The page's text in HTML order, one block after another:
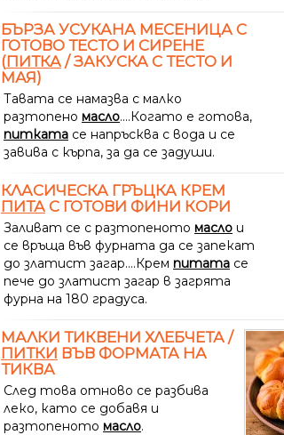
БЪРЗА УСУКАНА МЕСЕНИЦА С
ГОТОВО ТЕСТО И СИРЕНЕ
(ПИТКА / ЗАКУСКА С ТЕСТО И
МАЯ)
Тавата се намазва с малко
разтопено масло....Когато е готова,
питката се напръсква с вода и се
завива с кърпа, за да се задуши.
КЛАСИЧЕСКА ГРЪЦКА КРЕМ
ПИТА С ГОТОВИ ФИНИ КОРИ
Заливат се с разтопеното масло и
се връща във фурната да се запекат
до златист загар....Крем питата се
пече до златист загар в загрята
фурна на 180 градуса.
МАЛКИ ТИКВЕНИ ХЛЕБЧЕТА /
ПИТКИ ВЪВ ФОРМАТА НА
ТИКВА
След това отново се разбива
леко, като се добавя и
разтопеното масло.